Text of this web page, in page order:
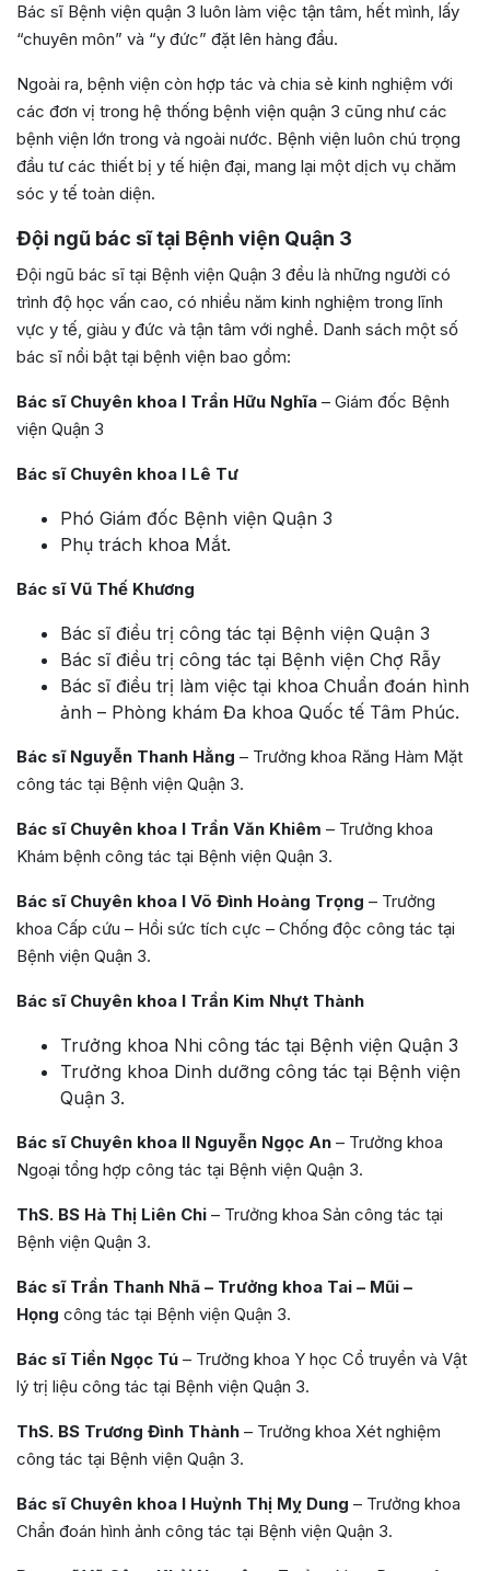
Bác sĩ Bệnh viện quận 3 luôn làm việc tận tâm, hết mình, lấy
“chuyên môn” và “y đức” đặt lên hàng đầu.
Ngoài ra, bệnh viện còn hợp tác và chia sẻ kinh nghiệm với
các đơn vị trong hệ thống bệnh viện quận 3 cũng như các
bệnh viện lớn trong và ngoài nước. Bệnh viện luôn chú trọng
đầu tư các thiết bị y tế hiện đại, mang lại một dịch vụ chăm
sóc y tế toàn diện.
Đội ngũ bác sĩ tại Bệnh viện Quận 3
Đội ngũ bác sĩ tại Bệnh viện Quận 3 đều là những người có
trình độ học vấn cao, có nhiều năm kinh nghiệm trong lĩnh
vực y tế, giàu y đức và tận tâm với nghề. Danh sách một số
bác sĩ nổi bật tại bệnh viện bao gồm:
Bác sĩ Chuyên khoa I Trần Hữu Nghĩa – Giám đốc Bệnh
viện Quận 3
Bác sĩ Chuyên khoa I Lê Tư
Phó Giám đốc Bệnh viện Quận 3
Phụ trách khoa Mắt.
Bác sĩ Vũ Thế Khương
Bác sĩ điều trị công tác tại Bệnh viện Quận 3
Bác sĩ điều trị công tác tại Bệnh viện Chợ Rẫy
Bác sĩ điều trị làm việc tại khoa Chuẩn đoán hình
ảnh – Phòng khám Đa khoa Quốc tế Tâm Phúc.
Bác sĩ Nguyễn Thanh Hằng – Trưởng khoa Răng Hàm Mặt
công tác tại Bệnh viện Quận 3.
Bác sĩ Chuyên khoa I Trần Văn Khiêm – Trưởng khoa
Khám bệnh công tác tại Bệnh viện Quận 3.
Bác sĩ Chuyên khoa I Võ Đình Hoàng Trọng – Trưởng
khoa Cấp cứu – Hồi sức tích cực – Chống độc công tác tại
Bệnh viện Quận 3.
Bác sĩ Chuyên khoa I Trần Kim Nhựt Thành
Trưởng khoa Nhi công tác tại Bệnh viện Quận 3
Trưởng khoa Dinh dưỡng công tác tại Bệnh viện
Quận 3.
Bác sĩ Chuyên khoa II Nguyễn Ngọc An – Trưởng khoa
Ngoại tổng hợp công tác tại Bệnh viện Quận 3.
ThS. BS Hà Thị Liên Chi – Trưởng khoa Sản công tác tại
Bệnh viện Quận 3.
Bác sĩ Trần Thanh Nhã – Trưởng khoa Tai – Mũi –
Họng công tác tại Bệnh viện Quận 3.
Bác sĩ Tiền Ngọc Tú – Trưởng khoa Y học Cổ truyền và Vật
lý trị liệu công tác tại Bệnh viện Quận 3.
ThS. BS Trương Đình Thành – Trưởng khoa Xét nghiệm
công tác tại Bệnh viện Quận 3.
Bác sĩ Chuyên khoa I Huỳnh Thị Mỵ Dung – Trưởng khoa
Chẩn đoán hình ảnh công tác tại Bệnh viện Quận 3.